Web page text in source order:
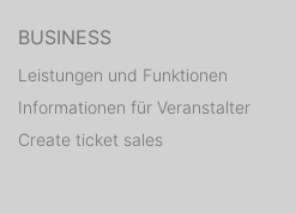
BUSINESS
Leistungen und Funktionen
Informationen für Veranstalter
Create ticket sales